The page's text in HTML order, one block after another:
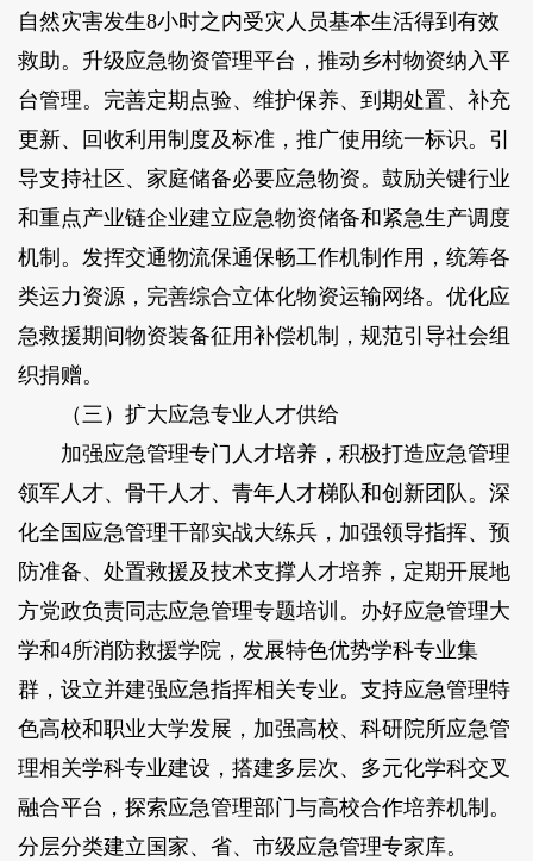
自然灾害发生8小时之内受灾人员基本生活得到有效
救助。升级应急物资管理平台，推动乡村物资纳入平
台管理。完善定期点验、维护保养、到期处置、补充
更新、回收利用制度及标准，推广使用统一标识。引
导支持社区、家庭储备必要应急物资。鼓励关键行业
和重点产业链企业建立应急物资储备和紧急生产调度
机制。发挥交通物流保通保畅工作机制作用，统筹各
类运力资源，完善综合立体化物资运输网络。优化应
急救援期间物资装备征用补偿机制，规范引导社会组
织捐赠。
（三）扩大应急专业人才供给
加强应急管理专门人才培养，积极打造应急管理
领军人才、骨干人才、青年人才梯队和创新团队。深
化全国应急管理干部实战大练兵，加强领导指挥、预
防准备、处置救援及技术支撑人才培养，定期开展地
方党政负责同志应急管理专题培训。办好应急管理大
学和4所消防救援学院，发展特色优势学科专业集
群，设立并建强应急指挥相关专业。支持应急管理特
色高校和职业大学发展，加强高校、科研院所应急管
理相关学科专业建设，搭建多层次、多元化学科交叉
融合平台，探索应急管理部门与高校合作培养机制。
分层分类建立国家、省、市级应急管理专家库。